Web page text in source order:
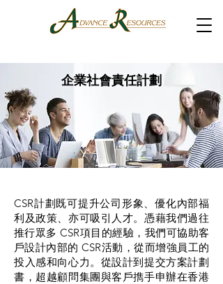
企業社會責任計劃
CSR計劃既可提升公司形象、優化內部福
利及政策、亦可吸引人才。憑藉我們過往
推行眾多 CSR項目的經驗，我們可協助客
戶設計內部的 CSR活動，從而增強員工的
投入感和向心力。從設計到提交方案計劃
書，超越顧問集團與客戶擕手申辦在香港